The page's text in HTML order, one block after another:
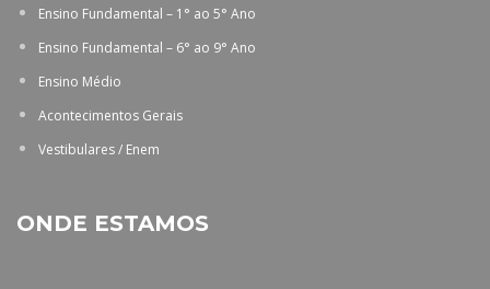
Ensino Fundamental – 1° ao 5° Ano
Ensino Fundamental – 6° ao 9° Ano
Ensino Médio
Acontecimentos Gerais
Vestibulares / Enem
ONDE ESTAMOS